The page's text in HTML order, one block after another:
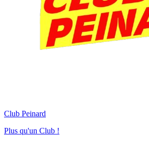
Club Peinard
Plus qu'un Club !